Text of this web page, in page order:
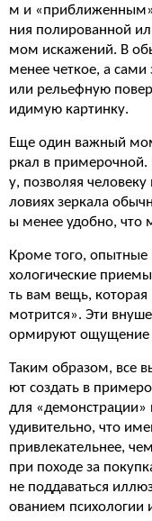
м и «приближенным».
ния полированной
мом искажений. В
менее четкое, а
или рельефную
идимую картинку.
Еще один важный
ркал в примерочной.
у, позволяя
ловиях зеркала
ы менее удобно, что
Кроме того, опытные
хологические
ть вам вещь,
мотрится». Эти
ормируют ощущение
Таким образом, все
ют создать в
для «демонстрации»
удивительно, что
привлекательнее,
при походе за
не поддаваться
ованием психологии